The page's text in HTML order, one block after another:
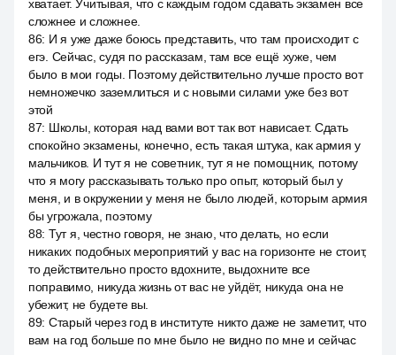
хватает. Учитывая, что с каждым годом сдавать экзамен все
сложнее и сложнее.
86: И я уже даже боюсь представить, что там происходит с
егэ. Сейчас, судя по рассказам, там все ещё хуже, чем
было в мои годы. Поэтому действительно лучше просто вот
немножечко заземлиться и с новыми силами уже без вот
этой
87: Школы, которая над вами вот так вот нависает. Сдать
спокойно экзамены, конечно, есть такая штука, как армия у
мальчиков. И тут я не советник, тут я не помощник, потому
что я могу рассказывать только про опыт, который был у
меня, и в окружении у меня не было людей, которым армия
бы угрожала, поэтому
88: Тут я, честно говоря, не знаю, что делать, но если
никаких подобных мероприятий у вас на горизонте не стоит,
то действительно просто вдохните, выдохните все
поправимо, никуда жизнь от вас не уйдёт, никуда она не
убежит, не будете вы.
89: Старый через год в институте никто даже не заметит, что
вам на год больше по мне было не видно по мне и сейчас